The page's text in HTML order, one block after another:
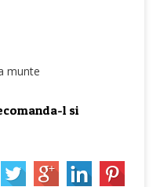
munte
l si